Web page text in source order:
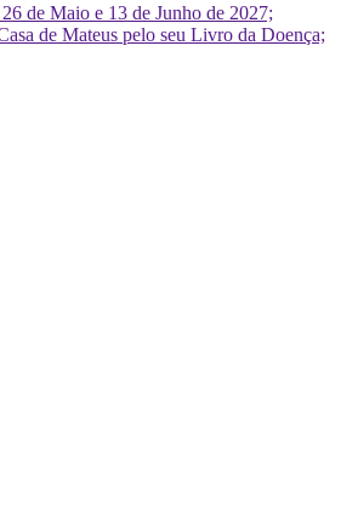
de Maio e 13 de Junho de 2027;
de Mateus pelo seu Livro da Doença;